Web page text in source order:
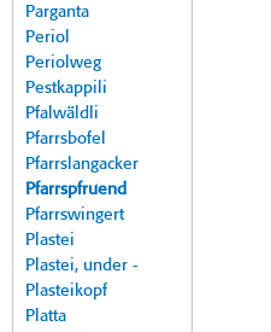
Parganta
Periol
Periolweg
Pestkappili
Pfalwäldli
Pfarrsbofel
Pfarrslangacker
Pfarrspfruend
Pfarrswingert
Plastei
Plastei, under -
Plasteikopf
Platta